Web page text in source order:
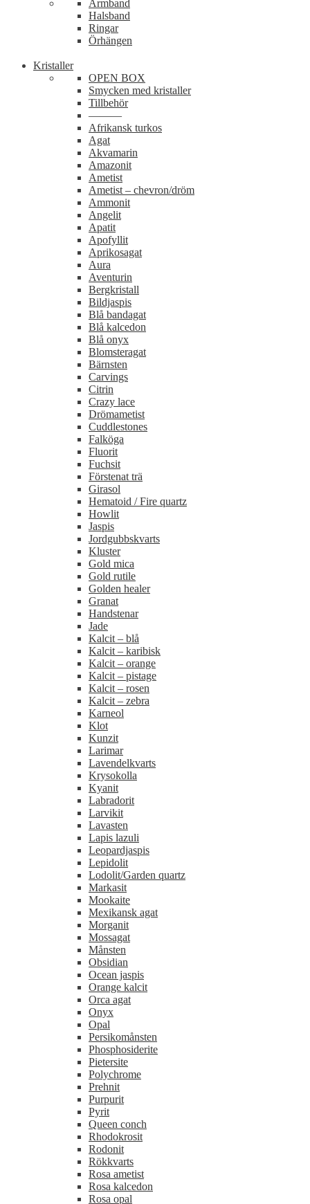
Armband
Halsband
Ringar
Örhängen
Kristaller
OPEN BOX
Smycken med kristaller
Tillbehör
———
Afrikansk turkos
Agat
Akvamarin
Amazonit
Ametist
Ametist – chevron/dröm
Ammonit
Angelit
Apatit
Apofyllit
Aprikosagat
Aura
Aventurin
Bergkristall
Bildjaspis
Blå bandagat
Blå kalcedon
Blå onyx
Blomsteragat
Bärnsten
Carvings
Citrin
Crazy lace
Drömametist
Cuddlestones
Falköga
Fluorit
Fuchsit
Förstenat trä
Girasol
Hematoid / Fire quartz
Howlit
Jaspis
Jordgubbskvarts
Kluster
Gold mica
Gold rutile
Golden healer
Granat
Handstenar
Jade
Kalcit – blå
Kalcit – karibisk
Kalcit – orange
Kalcit – pistage
Kalcit – rosen
Kalcit – zebra
Karneol
Klot
Kunzit
Larimar
Lavendelkvarts
Krysokolla
Kyanit
Labradorit
Larvikit
Lavasten
Lapis lazuli
Leopardjaspis
Lepidolit
Lodolit/Garden quartz
Markasit
Mookaite
Mexikansk agat
Morganit
Mossagat
Månsten
Obsidian
Ocean jaspis
Orange kalcit
Orca agat
Onyx
Opal
Persikomånsten
Phosphosiderite
Pietersite
Polychrome
Prehnit
Purpurit
Pyrit
Queen conch
Rhodokrosit
Rodonit
Rökkvarts
Rosa ametist
Rosa kalcedon
Rosa opal